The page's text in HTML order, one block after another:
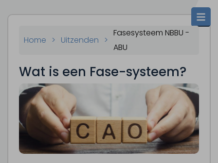
Home > Uitzenden >
Fasesysteem NBBU -
ABU
Wat is een Fase-systeem?